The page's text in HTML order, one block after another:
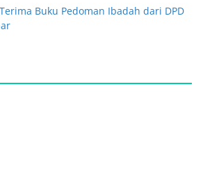
Buku Pedoman Ibadah dari DPD